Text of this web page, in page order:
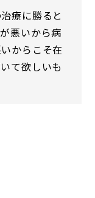
療に勝ると
悪いから病
からこそ在
て欲しいも